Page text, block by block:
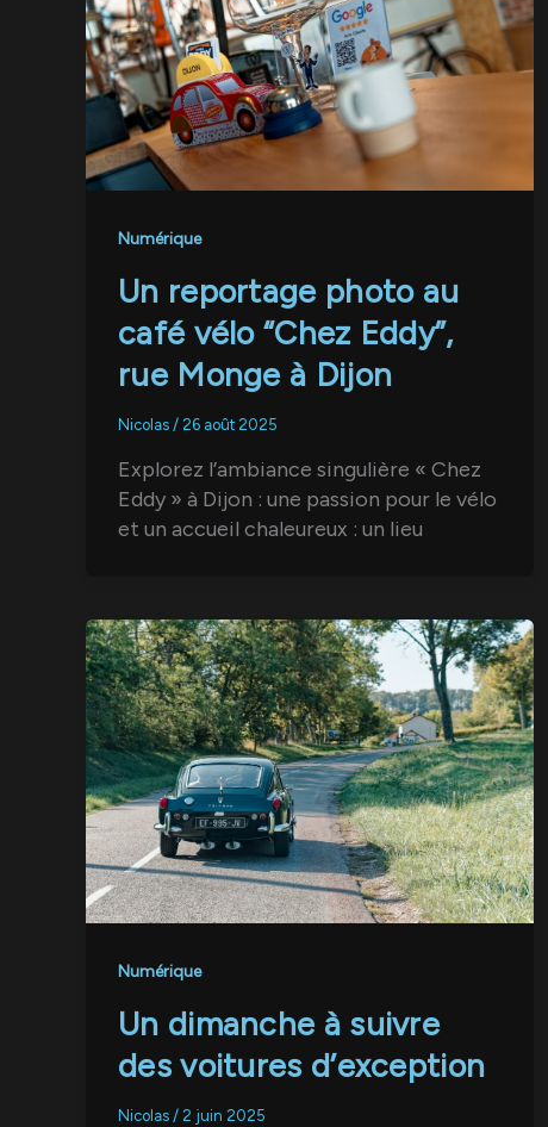
Numérique
Un reportage photo au
café vélo “Chez Eddy”,
rue Monge à Dijon
Nicolas / 26 août 2025
Explorez l’ambiance singulière « Chez
Eddy » à Dijon : une passion pour le vélo
et un accueil chaleureux : un lieu
Numérique
Un dimanche à suivre
des voitures d’exception
Nicolas / 2 juin 2025